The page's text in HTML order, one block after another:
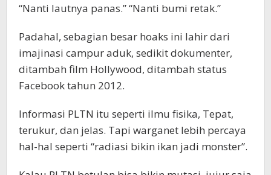
“Nanti lautnya panas.” “Nanti bumi retak.”
Padahal, sebagian besar hoaks ini lahir dari
imajinasi campur aduk, sedikit dokumenter,
ditambah film Hollywood, ditambah status
Facebook tahun 2012.
Informasi PLTN itu seperti ilmu fisika, Tepat,
terukur, dan jelas. Tapi warganet lebih percaya
hal-hal seperti “radiasi bikin ikan jadi monster”.